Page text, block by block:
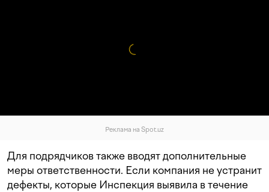
Реклама на Spot.uz
Для подрядчиков также вводят дополнительные
меры ответственности. Если компания не устранит
дефекты, которые Инспекция выявила в течение